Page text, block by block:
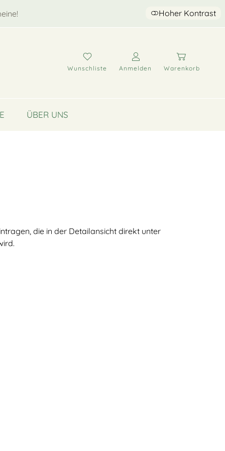
Hoher Kontrast
Wunschliste Anmelden Warenkorb
ÜBER UNS
die in der Detailansicht direkt unter